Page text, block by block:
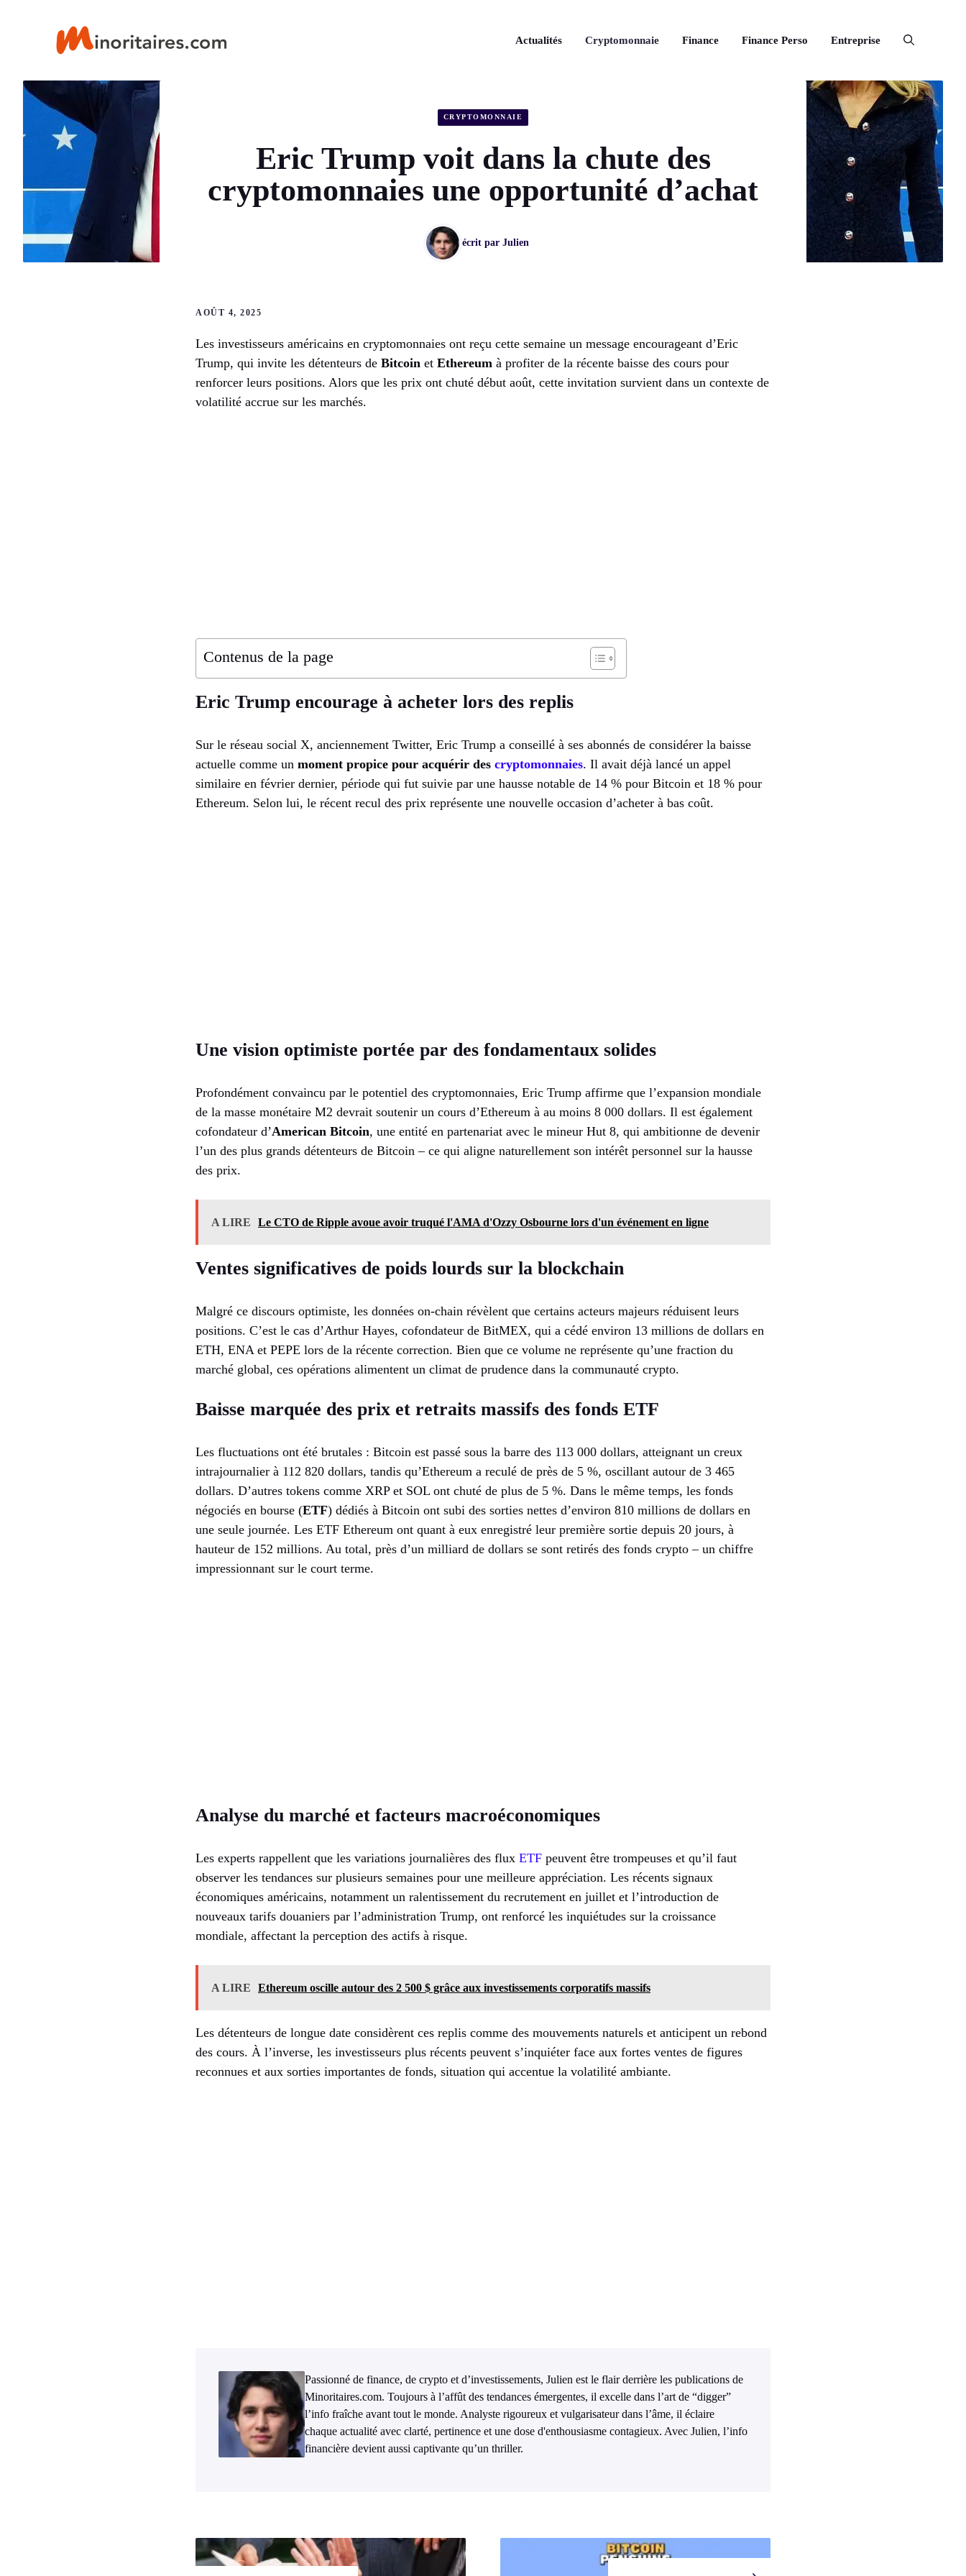
Actualités Cryptomonnaie Finance Finance Perso Entreprise
CRYPTOMONNAIE
Eric Trump voit dans la chute des
cryptomonnaies une opportunité d’achat
écrit par Julien
AOÛT 4, 2025
Les investisseurs américains en cryptomonnaies ont reçu cette semaine un message encourageant d’Eric
Trump, qui invite les détenteurs de Bitcoin et Ethereum à profiter de la récente baisse des cours pour
renforcer leurs positions. Alors que les prix ont chuté début août, cette invitation survient dans un contexte de
volatilité accrue sur les marchés.
Contenus de la page
Eric Trump encourage à acheter lors des replis
Sur le réseau social X, anciennement Twitter, Eric Trump a conseillé à ses abonnés de considérer la baisse
actuelle comme un moment propice pour acquérir des cryptomonnaies. Il avait déjà lancé un appel
similaire en février dernier, période qui fut suivie par une hausse notable de 14 % pour Bitcoin et 18 % pour
Ethereum. Selon lui, le récent recul des prix représente une nouvelle occasion d’acheter à bas coût.
Une vision optimiste portée par des fondamentaux solides
Profondément convaincu par le potentiel des cryptomonnaies, Eric Trump affirme que l’expansion mondiale
de la masse monétaire M2 devrait soutenir un cours d’Ethereum à au moins 8 000 dollars. Il est également
cofondateur d’American Bitcoin, une entité en partenariat avec le mineur Hut 8, qui ambitionne de devenir
l’un des plus grands détenteurs de Bitcoin – ce qui aligne naturellement son intérêt personnel sur la hausse
des prix.
A LIRE Le CTO de Ripple avoue avoir truqué l'AMA d'Ozzy Osbourne lors d'un événement en ligne
Ventes significatives de poids lourds sur la blockchain
Malgré ce discours optimiste, les données on-chain révèlent que certains acteurs majeurs réduisent leurs
positions. C’est le cas d’Arthur Hayes, cofondateur de BitMEX, qui a cédé environ 13 millions de dollars en
ETH, ENA et PEPE lors de la récente correction. Bien que ce volume ne représente qu’une fraction du
marché global, ces opérations alimentent un climat de prudence dans la communauté crypto.
Baisse marquée des prix et retraits massifs des fonds ETF
Les fluctuations ont été brutales : Bitcoin est passé sous la barre des 113 000 dollars, atteignant un creux
intrajournalier à 112 820 dollars, tandis qu’Ethereum a reculé de près de 5 %, oscillant autour de 3 465
dollars. D’autres tokens comme XRP et SOL ont chuté de plus de 5 %. Dans le même temps, les fonds
négociés en bourse (ETF) dédiés à Bitcoin ont subi des sorties nettes d’environ 810 millions de dollars en
une seule journée. Les ETF Ethereum ont quant à eux enregistré leur première sortie depuis 20 jours, à
hauteur de 152 millions. Au total, près d’un milliard de dollars se sont retirés des fonds crypto – un chiffre
impressionnant sur le court terme.
Analyse du marché et facteurs macroéconomiques
Les experts rappellent que les variations journalières des flux ETF peuvent être trompeuses et qu’il faut
observer les tendances sur plusieurs semaines pour une meilleure appréciation. Les récents signaux
économiques américains, notamment un ralentissement du recrutement en juillet et l’introduction de
nouveaux tarifs douaniers par l’administration Trump, ont renforcé les inquiétudes sur la croissance
mondiale, affectant la perception des actifs à risque.
A LIRE Ethereum oscille autour des 2 500 $ grâce aux investissements corporatifs massifs
Les détenteurs de longue date considèrent ces replis comme des mouvements naturels et anticipent un rebond
des cours. À l’inverse, les investisseurs plus récents peuvent s’inquiéter face aux fortes ventes de figures
reconnues et aux sorties importantes de fonds, situation qui accentue la volatilité ambiante.
Passionné de finance, de crypto et d’investissements, Julien est le flair derrière les publications de
Minoritaires.com. Toujours à l’affût des tendances émergentes, il excelle dans l’art de “digger”
l’info fraîche avant tout le monde. Analyste rigoureux et vulgarisateur dans l’âme, il éclaire
chaque actualité avec clarté, pertinence et une dose d'enthousiasme contagieux. Avec Julien, l’info
financière devient aussi captivante qu’un thriller.